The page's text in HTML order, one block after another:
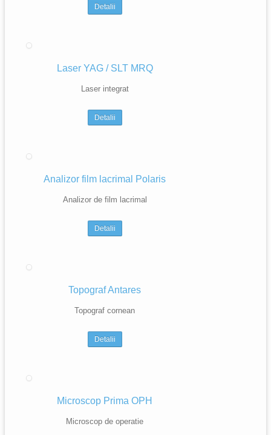
Detalii
Laser YAG / SLT MRQ
Laser integrat
Detalii
Analizor film lacrimal Polaris
Analizor de film lacrimal
Detalii
Topograf Antares
Topograf cornean
Detalii
Microscop Prima OPH
Microscop de operatie